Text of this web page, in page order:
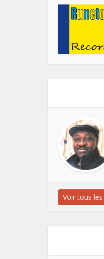
Voir tous